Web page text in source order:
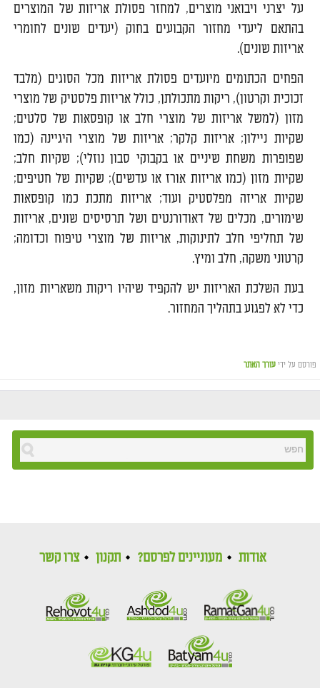
על יצרני ויבואני מוצרים, למחזר פסולת אריזות של המוצרים
בהתאם ליעדי מחזור הקבועים בחוק (יעדים שונים לחומרי
אריזות שונים).
הפחים הכתומים מיועדים פסולת אריזות מכל הסוגים (מלבד
זכוכית וקרטון), ריקות מתכולתן, כולל אריזות פלסטיק של מוצרי
מזון (למשל אריזות של מוצרי חלב או קופסאות של סלטים;
שקיות ניילון; אריזות קלקר; אריזות של מוצרי היגיינה (כמו
שפופרות משחת שיניים או בקבוקי סבון נוזלי); שקיות חלב;
שקיות מזון (כמו אריזות אורז או עדשים); שקיות של חטיפים;
שקיות אריזה מפלסטיק ועוד; אריזות מתכת כמו קופסאות
שימורים, מכלים של דאודורנטים ושל תרסיסים שונים, אריזות
של תחליפי חלב לתינוקות, אריזות של מוצרי טיפוח וכדומה;
קרטוני משקה, חלב ומיץ.
בעת השלכת האריזות יש להקפיד שיהיו ריקות משאריות מזון,
כדי לא לפגוע בתהליך המחזור.
פורסם על ידי עורך האתר
אודות מעוניינים לפרסם? תקנון צרו קשר